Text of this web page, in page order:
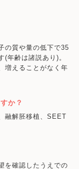
の質や量の低下で35
(年齢は諸説あり)。
増えることがなく年
か？
融解胚移植、SEET
を確認したうえでの